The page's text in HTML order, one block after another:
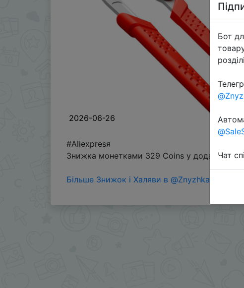
2026-06-26
#Aliexpresя
Знижка монетками 329 Coins у додатку
Більше Знижок і Халяви в @ZnyzhkaUA
Бот
Чат